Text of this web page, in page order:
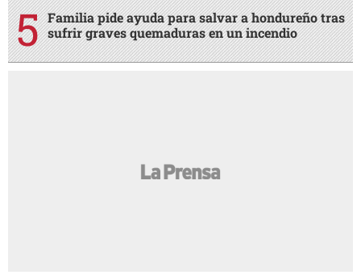
Familia pide ayuda para salvar a hondureño tras
sufrir graves quemaduras en un incendio